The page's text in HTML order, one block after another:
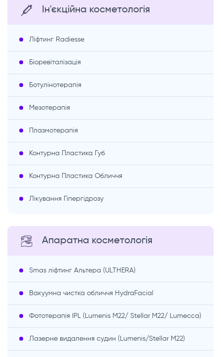
Ін'єкційна косметологія
Ліфтинг Radiesse
Біоревіталізація
Ботулінотерапія
Мезотерапія
Плазмотерапія
Контурна Пластика Губ
Контурна Пластика Обличчя
Лікування Гіпергідрозу
Апаратна косметологія
Smas ліфтинг Альтера (ULTHERA)
Вакуумна чистка обличчя HydraFacial
Фототерапія IPL (Lumenis M22/ Stellar M22/ Lumecca)
Лазерне видалення судин (Lumenis/Stellar M22)